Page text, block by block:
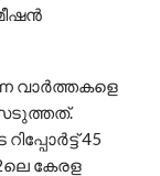
വാര്‍ത്തകളെ
45
കേരള